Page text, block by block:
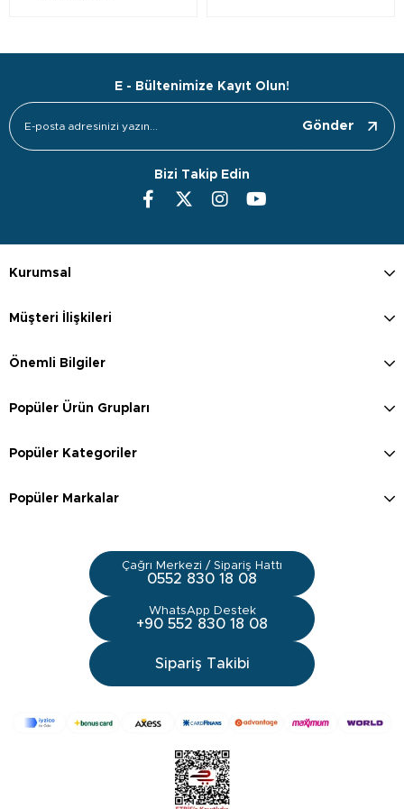
E - Bültenimize Kayıt Olun!
Gönder
Bizi Takip Edin
Kurumsal
Müşteri İlişkileri
Önemli Bilgiler
Popüler Ürün Grupları
Popüler Kategoriler
Popüler Markalar
Çağrı Merkezi / Sipariş Hattı
0552 830 18 08
WhatsApp Destek
+90 552 830 18 08
Sipariş Takibi